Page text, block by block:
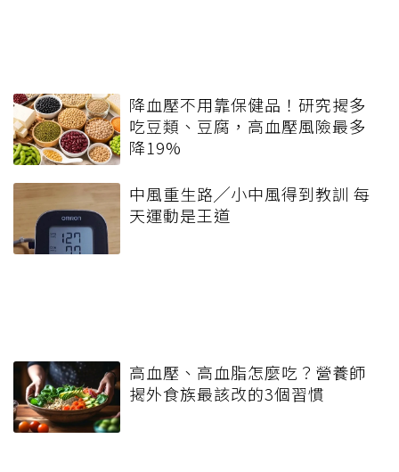
降血壓不用靠保健品！研究揭多
吃豆類、豆腐，高血壓風險最多
降19%
中風重生路╱小中風得到教訓 每
天運動是王道
高血壓、高血脂怎麼吃？營養師
揭外食族最該改的3個習慣